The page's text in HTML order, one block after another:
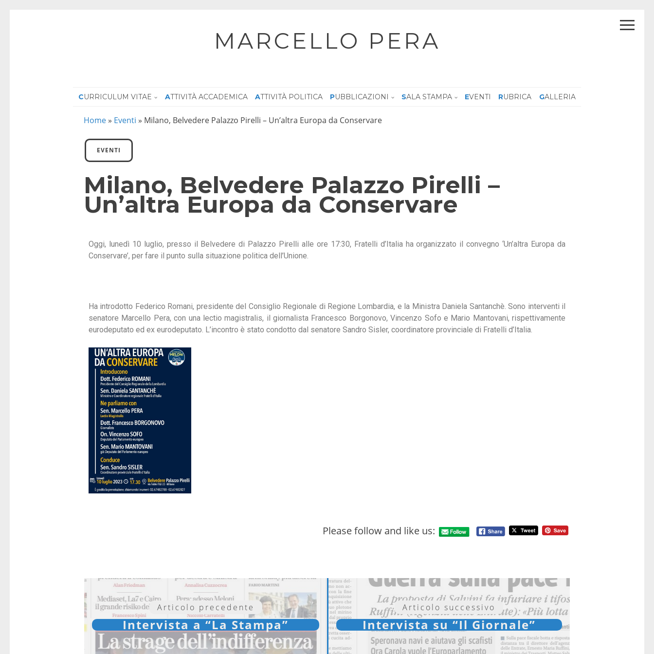
MARCELLO PERA
CURRICULUM VITAE ATTIVITÀ ACCADEMICA ATTIVITÀ POLITICA PUBBLICAZIONI SALA STAMPA EVENTI RUBRICA GALLERIA
Home » Eventi » Milano, Belvedere Palazzo Pirelli – Un’altra Europa da Conservare
EVENTI
Milano, Belvedere Palazzo Pirelli –
Un’altra Europa da Conservare
Oggi, lunedì 10 luglio, presso il Belvedere di Palazzo Pirelli alle ore 17:30, Fratelli d’Italia ha organizzato il convegno ‘Un’altra Europa da
Conservare’, per fare il punto sulla situazione politica dell’Unione.
Ha introdotto Federico Romani, presidente del Consiglio Regionale di Regione Lombardia, e la Ministra Daniela Santanchè. Sono interventi il
senatore Marcello Pera, con una lectio magistralis, il giornalista Francesco Borgonovo, Vincenzo Sofo e Mario Mantovani, rispettivamente
eurodeputato ed ex eurodeputato. L’incontro è stato condotto dal senatore Sandro Sisler, coordinatore provinciale di Fratelli d’Italia.
Please follow and like us:
Articolo precedente
Intervista a “La Stampa”
Articolo successivo
Intervista su “Il Giornale”